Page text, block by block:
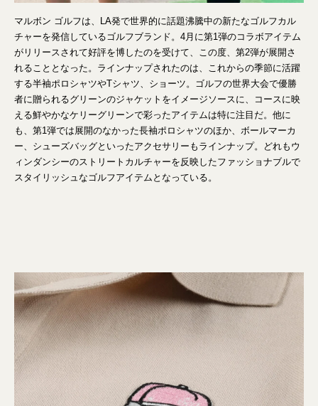
マルボン ゴルフは、LA発で世界的に話題沸騰中の新たなゴルフカル
チャーを発信しているゴルフブランド。4月に第1弾のコラボアイテム
がリリースされて好評を博したのを受けて、この度、第2弾が展開さ
れることとなった。ラインナップされたのは、これからの季節に活躍
する半袖ポロシャツやTシャツ、ショーツ。ゴルフの世界⼤会で優勝
者に贈られるグリーンのジャケットをイメージソースに、コースに映
える鮮やかなケリーグリーンで彩ったアイテムは特に注目だ。他に
も、第1弾では展開のなかった⻑袖ポロシャツのほか、ボールマーカ
ー、シューズバッグといったアクセサリーもラインナップ。どれもウ
ィンダンシーのストリートカルチャーを反映したファッショナブルで
スタイリッシュなゴルフアイテムとなっている。